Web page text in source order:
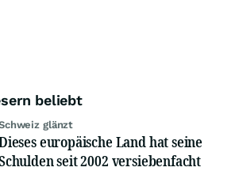
beliebt
glänzt
europäische Land hat seine
seit 2002 versiebenfacht